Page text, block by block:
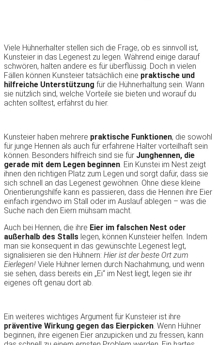
Viele Hühnerhalter stellen sich die Frage, ob es sinnvoll ist,
Kunsteier in das Legenest zu legen. Während einige darauf
schwören, halten andere es für überflüssig. Doch in vielen
Fällen können Kunsteier tatsächlich eine praktische und
hilfreiche Unterstützung für die Hühnerhaltung sein. Wann
sie nützlich sind, welche Vorteile sie bieten und worauf du
achten solltest, erfährst du hier.
Kunsteier haben mehrere praktische Funktionen, die sowohl
für junge Hennen als auch für erfahrene Halter vorteilhaft sein
können. Besonders hilfreich sind sie für Junghennen, die
gerade mit dem Legen beginnen. Ein Kunstei im Nest zeigt
ihnen den richtigen Platz zum Legen und sorgt dafür, dass sie
sich schnell an das Legenest gewöhnen. Ohne diese kleine
Orientierungshilfe kann es passieren, dass die Hennen ihre Eier
einfach irgendwo im Stall oder im Auslauf ablegen – was die
Suche nach den Eiern mühsam macht.
Auch bei Hennen, die ihre Eier im falschen Nest oder
außerhalb des Stalls legen, können Kunsteier helfen. Indem
man sie konsequent in das gewünschte Legenest legt,
signalisieren sie den Hühnern: Hier ist der beste Ort zum
Eierlegen! Viele Hühner lernen durch Nachahmung, und wenn
sie sehen, dass bereits ein „Ei“ im Nest liegt, legen sie ihr
eigenes oft genau dort ab.
Ein weiteres wichtiges Argument für Kunsteier ist ihre
präventive Wirkung gegen das Eierpicken. Wenn Hühner
beginnen, ihre eigenen Eier anzupicken und zu fressen, kann